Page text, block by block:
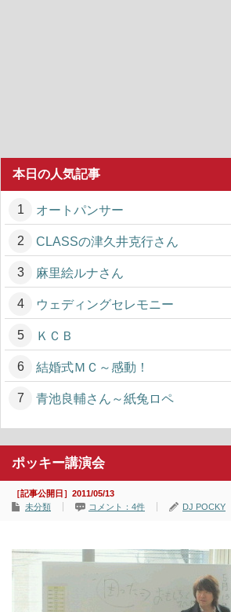
本日の人気記事
オートパンサー
CLASSの津久井克行さん
麻里絵ルナさん
ウェディングセレモニー
ＫＣＢ
結婚式ＭＣ～感動！
青池良輔さん～紙兔ロペ
ポッキー講演会
［記事公開日］2011/05/13
未分類
コメント：4件 DJ POCKY